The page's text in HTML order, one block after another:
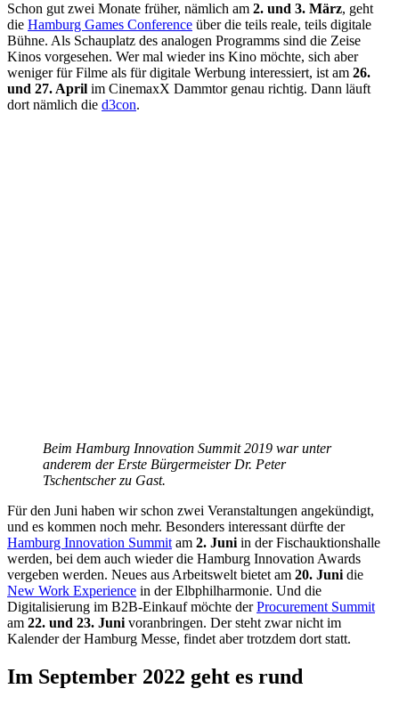
Schon gut zwei Monate früher, nämlich am 2. und 3. März, geht
die Hamburg Games Conference über die teils reale, teils digitale
Bühne. Als Schauplatz des analogen Programms sind die Zeise
Kinos vorgesehen. Wer mal wieder ins Kino möchte, sich aber
weniger für Filme als für digitale Werbung interessiert, ist am 26.
und 27. April im CinemaxX Dammtor genau richtig. Dann läuft
dort nämlich die d3con.
Beim Hamburg Innovation Summit 2019 war unter
anderem der Erste Bürgermeister Dr. Peter
Tschentscher zu Gast.
Für den Juni haben wir schon zwei Veranstaltungen angekündigt,
und es kommen noch mehr. Besonders interessant dürfte der
Hamburg Innovation Summitam 2. Juniin der Fischauktionshalle
werden, bei dem auch wieder die Hamburg Innovation Awards
vergeben werden. Neues aus Arbeitswelt bietet am 20. Junidie
New Work Experience in der Elbphilharmonie. Und die
Digitalisierung im B2B-Einkauf möchte derProcurement Summit
am 22. und 23. Junivoranbringen. Der steht zwar nicht im
Kalender der Hamburg Messe, findet aber trotzdem dort statt.
Im September 2022 geht es rund